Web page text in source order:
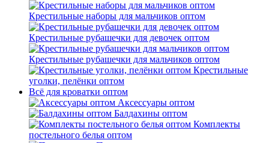
Крестильные наборы для мальчиков оптом
Крестильные рубашечки для девочек оптом
Крестильные рубашечки для мальчиков оптом
Крестильные
уголки, пелёнки оптом
Всё для кроватки оптом
Аксессуары оптом
Балдахины оптом
Комплекты
постельного белья оптом